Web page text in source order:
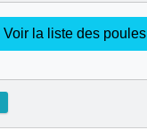
Voir la liste des poules